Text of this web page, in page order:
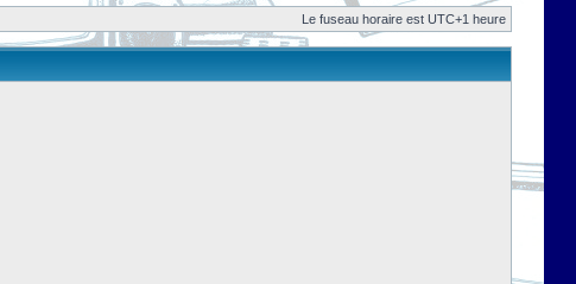
Le fuseau horaire est UTC+1 heure